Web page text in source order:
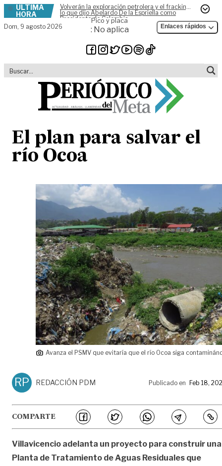
Skip to content
ÚLTIMA
HORA
Volverán la exploración petrolera y el fracking,
lo que dijo Abelardo De la Espriella como
Presidente de Colombia
Dom, 9 agosto 2026
Pico y placa
: No aplica Enlaces rápidos
El plan para salvar el
río Ocoa
Avanza el PSMV que evitaría que el río Ocoa siga
RP REDACCIÓN PDM Publicado en Feb 18,
COMPARTE
Villavicencio adelanta un proyecto para construir una
Planta de Tratamiento de Aguas Residuales que